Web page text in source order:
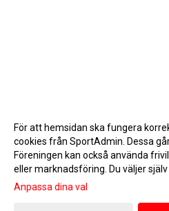
Gå till Webbversion
För att hemsidan ska fungera
cookies från SportAdmin. Dessa
Föreningen kan också använda
eller marknadsföring. Du väljer
Anpassa dina val